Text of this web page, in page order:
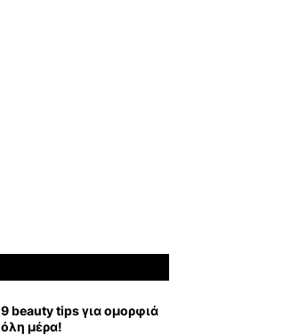
9 beauty tips για ομορφιά
όλη μέρα!